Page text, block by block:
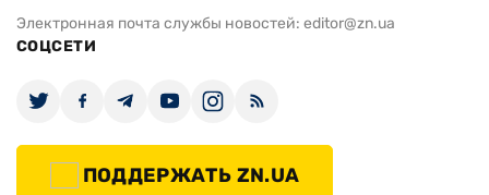
Электронная почта службы новостей: editor@zn.ua
СОЦСЕТИ
ПОДДЕРЖАТЬ ZN.UA